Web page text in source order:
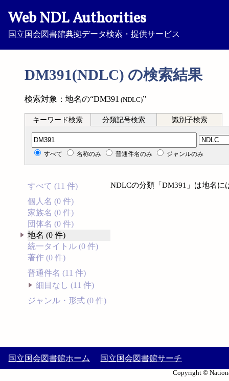
Web NDL Authorities
国立国会図書館典拠データ検索・提供サービス
DM391(NDLC) の検索結果
検索対象：地名の“DM391 (NDLC)”
キーワード検索 分類記号検索 識別子検索
分類記号検索
すべて 名称のみ 普通件名のみ ジャンルのみ
すべて (11 件)
個人名 (0 件)
家族名 (0 件)
団体名 (0 件)
地名 (0 件)
統一タイトル (0 件)
著作 (0 件)
普通件名 (11 件)
細目なし (11 件)
ジャンル・形式 (0 件)
NDLCの分類「DM391」は地名に
国立国会図書館ホーム 国立国会図書館サーチ
Copyright ©